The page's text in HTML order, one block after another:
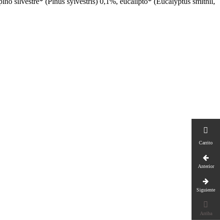

Carrito
Anterior
Siguiente

Arriba